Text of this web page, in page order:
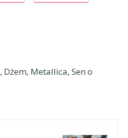
, Dżem, Metallica, Sen o